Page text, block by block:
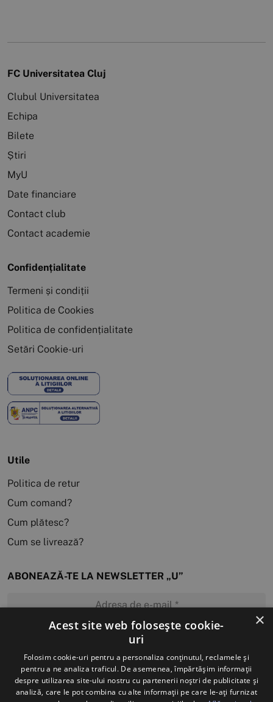
FC Universitatea Cluj
Clubul Universitatea
Echipa
Bilete
Știri
MyU
Date financiare
Contact club
Contact academie
Confidențialitate
Termeni și condiții
Politica de Cookies
Politica de confidențialitate
Setări Cookie-uri
Utile
Politica de retur
Cum comand?
Cum plătesc?
Cum se livrează?
ABONEAZĂ-TE LA NEWSLETTER „U”
MĂ ABONEZ
×
Acest site web folosește cookie-
uri
Folosim cookie-uri pentru a personaliza conținutul, reclamele și
pentru a ne analiza traficul. De asemenea, împărtășim informații
despre utilizarea site-ului nostru cu partenerii noștri de publicitate și
analiză, care le pot combina cu alte informații pe care le-ați furnizat